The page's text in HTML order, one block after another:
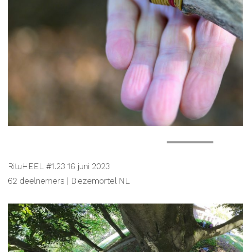
RituHEEL #1.23 16 juni 2023
62 deelnemers | Biezemortel NL